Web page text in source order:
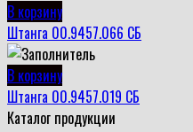
В корзину
Штанга 00.9457.066 СБ
В корзину
Штанга 00.9457.019 СБ
Каталог продукции